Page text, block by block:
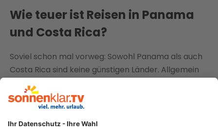
Wie teuer ist Reisen in Panama
und Costa Rica?
Soviel schon mal vorweg: Sowohl Panama als auch
Costa Rica sind keine günstigen Länder. Allgemein
Wobei es darauf ankommt, ob ihr in den teureren
Städten unterwegs seid oder in den günstigeren
ländlichen Regionen und ob ihr euch zur